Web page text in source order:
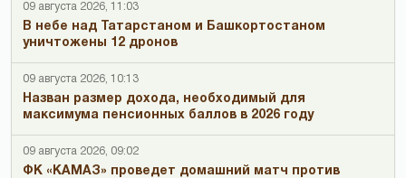
09 августа 2026, 11:03
В небе над Татарстаном и Башкортостаном
уничтожены 12 дронов
09 августа 2026, 10:13
Назван размер дохода, необходимый для
максимума пенсионных баллов в 2026 году
09 августа 2026, 09:02
ФК «КАМАЗ» проведет домашний матч против